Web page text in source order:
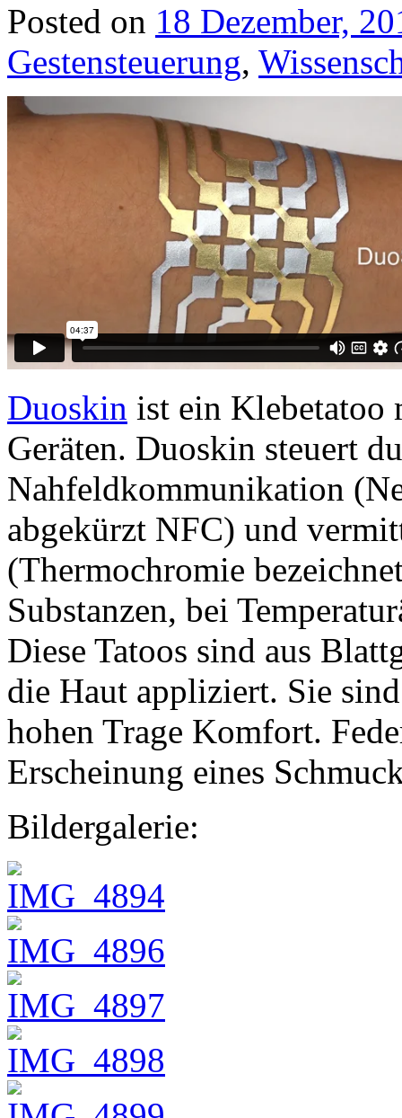
Posted on 18 Dezember,
Gestensteuerung,
Duoskin ist ein Klebetatoo
Geräten. Duoskin steuert
Nahfeldkommunikation
abgekürzt NFC) und
(Thermochromie
Substanzen, bei
Diese Tatoos sind aus
die Haut appliziert. Sie
hohen Trage Komfort.
Erscheinung eines
Bildergalerie: